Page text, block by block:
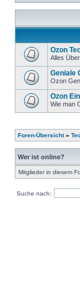
Ozon
Alles
Geniale
Ozon
Ozon
Wie man
Foren-Übersicht»
Wer ist online?
Mitglieder in diesem
Suche nach: